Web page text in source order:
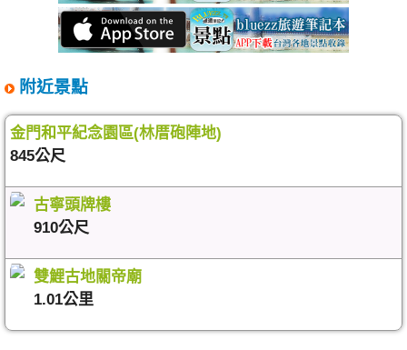
附近景點
金門和平紀念園區(林厝砲陣地)
845公尺
古寧頭牌樓
910公尺
雙鯉古地關帝廟
1.01公里